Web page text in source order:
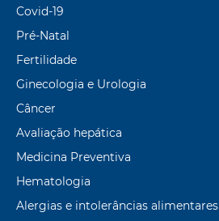
Covid-19
Pré-Natal
Fertilidade
Ginecologia e Urologia
Câncer
Avaliação hepática
Medicina Preventiva
Hematologia
Alergias e intolerâncias alimentares